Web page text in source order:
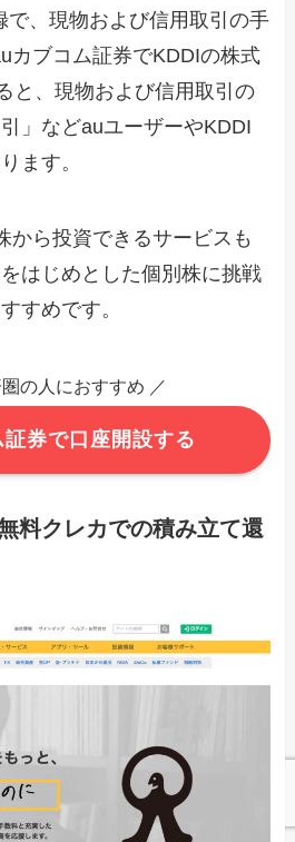
で、現物および信用取引の手
カブコム証券でKDDIの株式
と、現物および信用取引の
」などauユーザーやKDDI
ます。
から投資できるサービスも
はじめとした個別株に挑戦
すめです。
の人におすすめ ／
券で口座開設する
料クレカでの積み立て還